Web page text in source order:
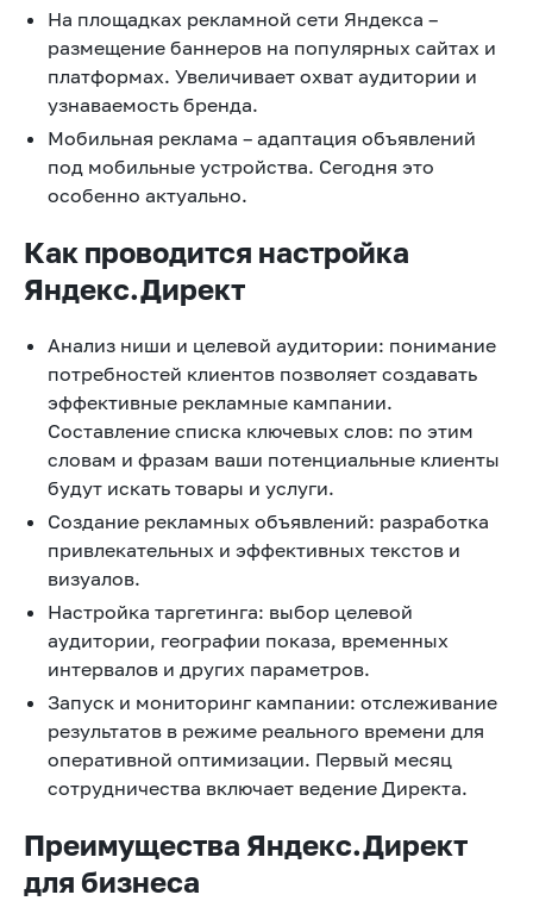
На площадках рекламной сети Яндекса –
размещение баннеров на популярных сайтах и
платформах. Увеличивает охват аудитории и
узнаваемость бренда.
Мобильная реклама – адаптация объявлений
под мобильные устройства. Сегодня это
особенно актуально.
Как проводится настройка
Яндекс.Директ
Анализ ниши и целевой аудитории: понимание
потребностей клиентов позволяет создавать
эффективные рекламные кампании.
Составление списка ключевых слов: по этим
словам и фразам ваши потенциальные клиенты
будут искать товары и услуги.
Создание рекламных объявлений: разработка
привлекательных и эффективных текстов и
визуалов.
Настройка таргетинга: выбор целевой
аудитории, географии показа, временных
интервалов и других параметров.
Запуск и мониторинг кампании: отслеживание
результатов в режиме реального времени для
оперативной оптимизации. Первый месяц
сотрудничества включает ведение Директа.
Преимущества Яндекс.Директ
для бизнеса